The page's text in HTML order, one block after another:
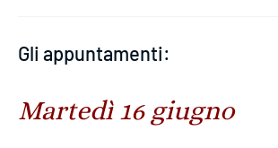
Gli appuntamenti:
Martedì 16 giugno